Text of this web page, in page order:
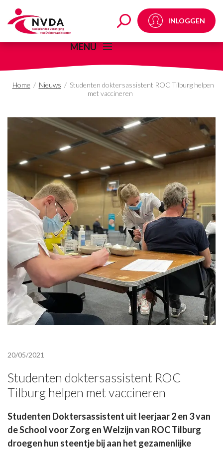
Studenten INLOGGEN
MENU
Home / Nieuws / Studenten doktersassistent ROC Tilburg helpen
met vaccineren
20/05/2021
Studenten doktersassistent ROC
Tilburg helpen met vaccineren
Studenten Doktersassistent uit leerjaar 2 en 3 van
de School voor Zorg en Welzijn van ROC Tilburg
droegen hun steentje bij aan het gezamenlijke